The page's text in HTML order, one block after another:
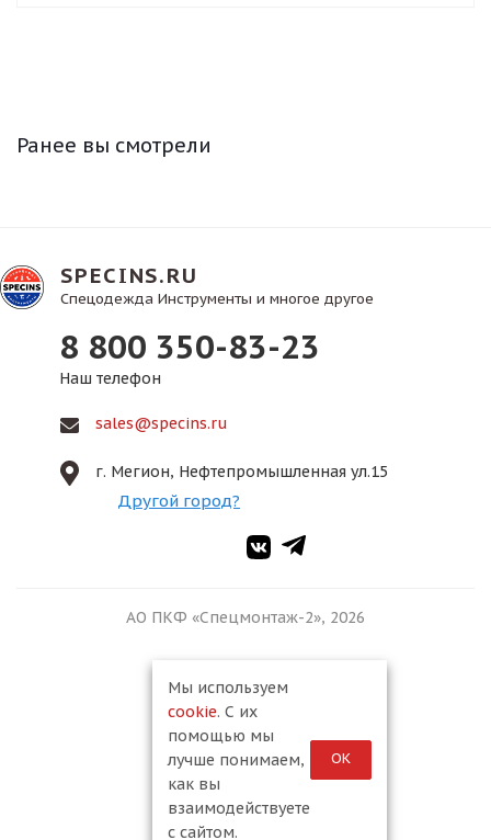
Ранее вы смотрели
SPECINS.RU
Спецодежда Инструменты и многое другое
8 800 350-83-23
Наш телефон
sales@specins.ru
г. Мегион, Нефтепромышленная ул.15
Другой город?
АО ПКФ «Спецмонтаж-2», 2026
Мы используем
cookie. С их
помощью мы
лучше понимаем,
как вы
взаимодействуете
с сайтом.
ОК